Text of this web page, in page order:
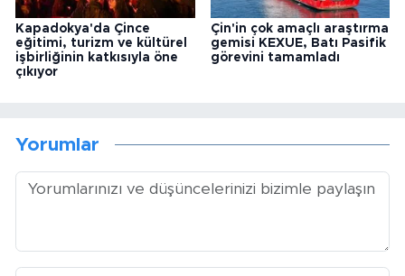
Kapadokya'da Çince
eğitimi, turizm ve kültürel
işbirliğinin katkısıyla öne
çıkıyor
Çin'in çok amaçlı araştırma
gemisi KEXUE, Batı Pasifik
görevini tamamladı
Yorumlar